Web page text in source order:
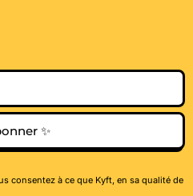
✨
consentez à ce que Kyft, en sa qualité de